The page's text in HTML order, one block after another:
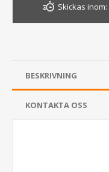
Skickas inom:
BESKRIVNING
KONTAKTA OSS